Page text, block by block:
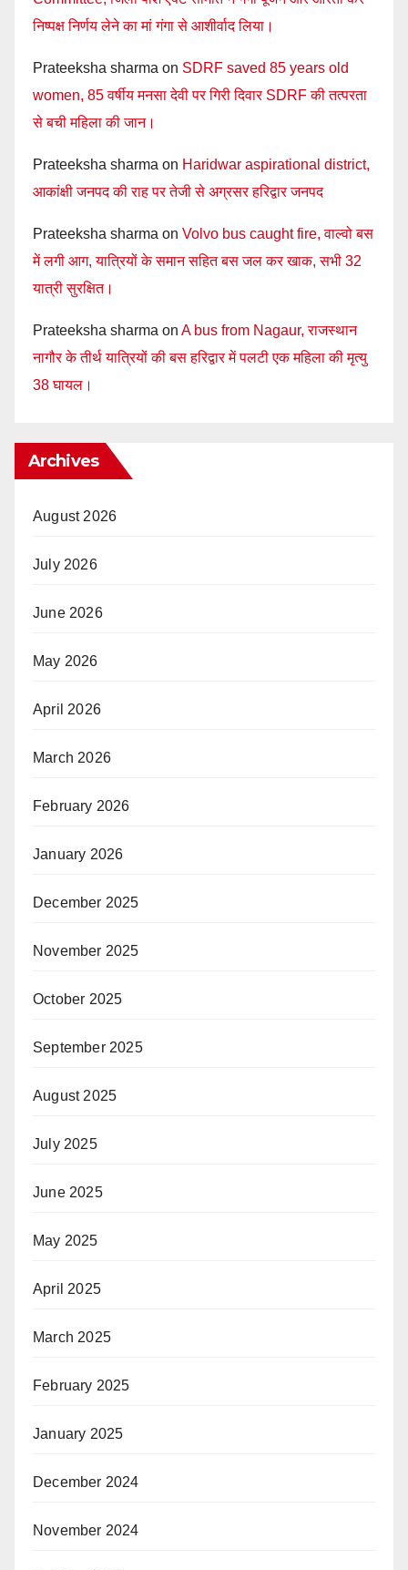
निष्पक्ष निर्णय लेने का मां गंगा से आशीर्वाद लिया।
Prateeksha sharma on SDRF saved 85 years old
women, 85 वर्षीय मनसा देवी पर गिरी दिवार SDRF की तत्परता
से बची महिला की जान।
Prateeksha sharma on Haridwar aspirational district,
आकांक्षी जनपद की राह पर तेजी से अग्रसर हरिद्वार जनपद
Prateeksha sharma on Volvo bus caught fire, वाल्वो बस
में लगी आग, यात्रियों के समान सहित बस जल कर खाक, सभी 32
यात्री सुरक्षित।
Prateeksha sharma on A bus from Nagaur, राजस्थान
नागौर के तीर्थ यात्रियों की बस हरिद्वार में पलटी एक महिला की मृत्यु
38 घायल।
Archives
August 2026
July 2026
June 2026
May 2026
April 2026
March 2026
February 2026
January 2026
December 2025
November 2025
October 2025
September 2025
August 2025
July 2025
June 2025
May 2025
April 2025
March 2025
February 2025
January 2025
December 2024
November 2024